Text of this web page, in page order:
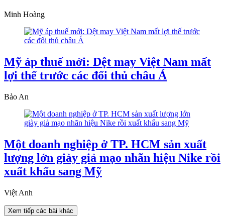
Minh Hoàng
Mỹ áp thuế mới: Dệt may Việt Nam mất
lợi thế trước các đối thủ châu Á
Bảo An
Một doanh nghiệp ở TP. HCM sản xuất
lượng lớn giày giả mạo nhãn hiệu Nike rồi
xuất khẩu sang Mỹ
Việt Anh
Xem tiếp các bài khác